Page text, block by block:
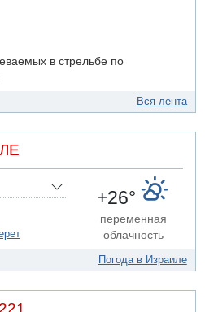
в стрельбе по
на местности
в вопросе Ливана
сексшоп в Холоне
системы противоракетной
Вся лента
+26°
переменная
облачность
Погода в Израиле